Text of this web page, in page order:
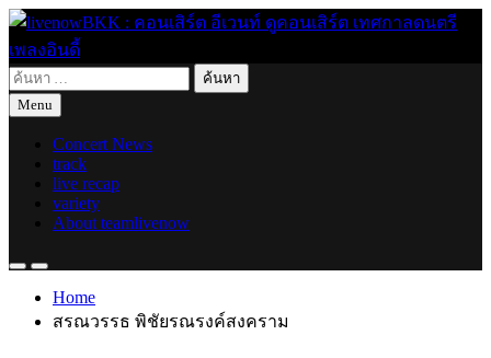
Skip
content
livenowBKK : คอนเสิร์ต อีเวนท์ ดูคอนเสิร์ต เทศกาลดนตรี เพลง
อินดี้
live for today
ค้นหา
สำหรับ:
Menu
Concert News
track
live recap
variety
About teamlivenow
Home
สรณวรรธ พิชัยรณรงค์สงคราม